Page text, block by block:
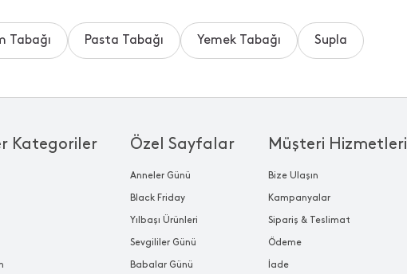
Tabağı Pasta Tabağı Yemek Tabağı Supla
Kategoriler Özel Sayfalar
Anneler Günü
Black Friday
Yılbaşı Ürünleri
Sevgililer Günü
Babalar Günü
Müşteri Hizmetleri
Bize Ulaşın
Kampanyalar
Sipariş & Teslimat
Ödeme
İade